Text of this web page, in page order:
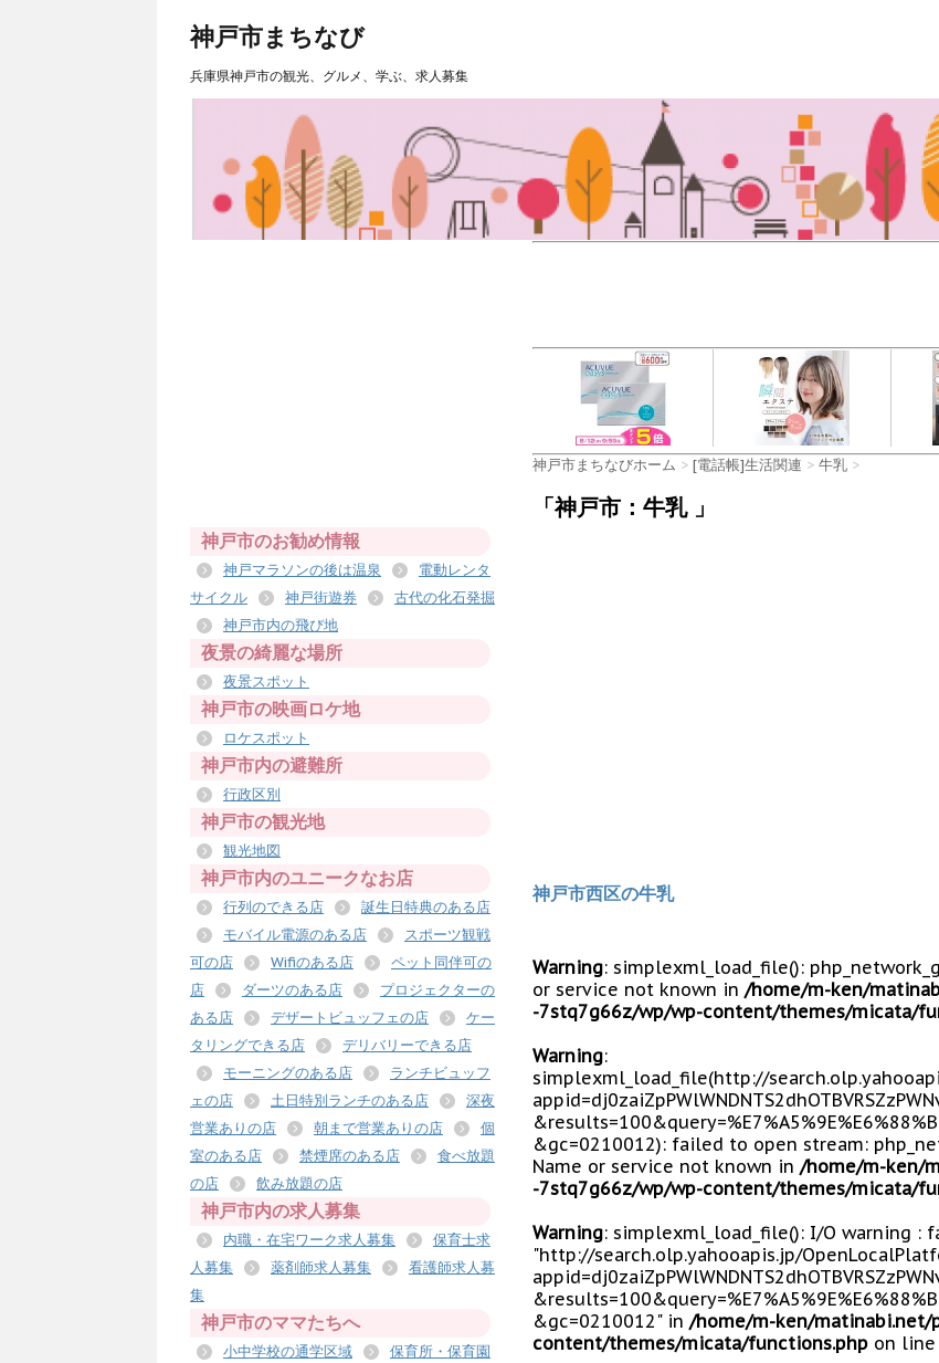
神戸市まちなび
兵庫県神戸市の観光、グルメ、学ぶ、求人募集
神戸市まちなびホーム > [電話帳]生活関連 > 牛乳 >
「神戸市：牛乳 」
神戸市西区の牛乳
Warning: simplexml_load_file():
or service not known in /home/m-ken/
-7stq7g66z/wp/wp-content/themes/micata/
Warning:
simplexml_load_file(http://
&gc=0210012): failed to open stream:
Name or service not known in /home/m-ken/
-7stq7g66z/wp/wp-content/themes/micata/
Warning: simplexml_load_file(): I/O warning
"http://search.olp.yahooapis.jp/
&gc=0210012" in /home/m-ken/
content/themes/micata/functions.php on line
神戸市のお勧め情報
神戸マラソンの後は温泉
電動レンタ
サイクル
神戸街遊券
古代の化石発掘
神戸市内の飛び地
夜景の綺麗な場所
夜景スポット
神戸市の映画ロケ地
ロケスポット
神戸市内の避難所
行政区別
神戸市の観光地
観光地図
神戸市内のユニークなお店
行列のできる店
誕生日特典のある店
モバイル電源のある店
スポーツ観戦
可の店
Wifiのある店
ペット同伴可の
店
ダーツのある店
プロジェクターの
ある店
デザートビュッフェの店
ケー
タリングできる店
デリバリーできる店
モーニングのある店
ランチビュッフ
ェの店
土日特別ランチのある店
深夜
営業ありの店
朝まで営業ありの店
個
室のある店
禁煙席のある店
食べ放題
の店
飲み放題の店
神戸市内の求人募集
内職・在宅ワーク求人募集
保育士求
人募集
薬剤師求人募集
看護師求人募
集
神戸市のママたちへ
小中学校の通学区域
保育所・保育園